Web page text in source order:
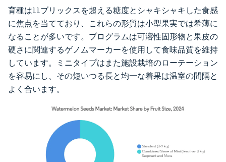
育種は11ブリックスを超える糖度とシャキシャキした食感
に焦点を当てており、これらの形質は小型果実では希薄に
なることが多いです。プログラムは可溶性固形物と果皮の
硬さに関連するゲノムマーカーを使用して食味品質を維持
しています。ミニタイプはまた施設栽培のローテーション
を容易にし、その短いつる長と均一な着果は温室の間隔と
よく合います。